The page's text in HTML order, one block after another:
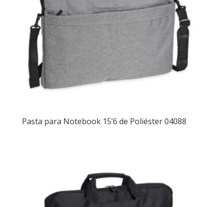
Pasta para Notebook 15’6 de Poliéster 04088